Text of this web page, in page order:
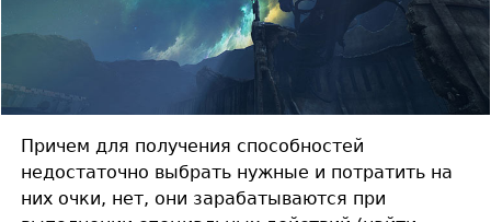
Причем для получения способностей
недостаточно выбрать нужные и потратить на
них очки, нет, они зарабатываются при